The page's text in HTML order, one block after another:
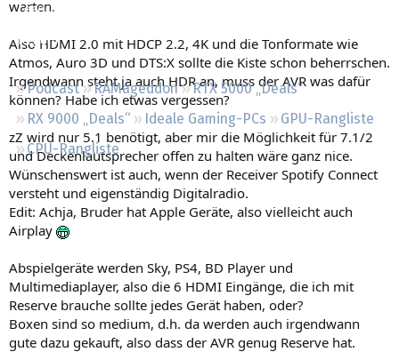
Leserartikel
Regeln
Podcast RAMageddon
RTX 5000 „Deals“
RX 9000 „Deals“
Ideale Gaming-PCs
GPU-Rangliste
CPU-Rangliste
warten.
Also HDMI 2.0 mit HDCP 2.2, 4K und die Tonformate wie
Atmos, Auro 3D und DTS:X sollte die Kiste schon beherrschen.
Irgendwann steht ja auch HDR an, muss der AVR was dafür
können? Habe ich etwas vergessen?
zZ wird nur 5.1 benötigt, aber mir die Möglichkeit für 7.1/2
und Deckenlautsprecher offen zu halten wäre ganz nice.
Wünschenswert ist auch, wenn der Receiver Spotify Connect
versteht und eigenständig Digitalradio.
Edit: Achja, Bruder hat Apple Geräte, also vielleicht auch
Airplay
Abspielgeräte werden Sky, PS4, BD Player und
Multimediaplayer, also die 6 HDMI Eingänge, die ich mit
Reserve brauche sollte jedes Gerät haben, oder?
Boxen sind so medium, d.h. da werden auch irgendwann
gute dazu gekauft, also dass der AVR genug Reserve hat.